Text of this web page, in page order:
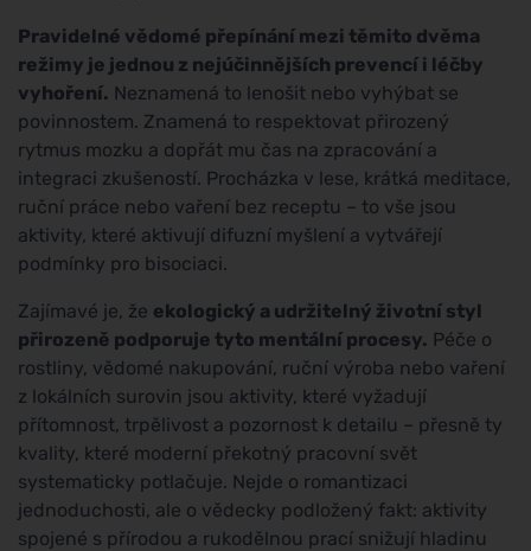
Pravidelné vědomé přepínání mezi těmito dvěma
režimy je jednou z nejúčinnějších prevencí i léčby
vyhoření. Neznamená to lenošit nebo vyhýbat se
povinnostem. Znamená to respektovat přirozený
rytmus mozku a dopřát mu čas na zpracování a
integraci zkušeností. Procházka v lese, krátká meditace,
ruční práce nebo vaření bez receptu – to vše jsou
aktivity, které aktivují difuzní myšlení a vytvářejí
podmínky pro bisociaci.
Zajímavé je, že ekologický a udržitelný životní styl
přirozeně podporuje tyto mentální procesy. Péče o
rostliny, vědomé nakupování, ruční výroba nebo vaření
z lokálních surovin jsou aktivity, které vyžadují
přítomnost, trpělivost a pozornost k detailu – přesně ty
kvality, které moderní překotný pracovní svět
systematicky potlačuje. Nejde o romantizaci
jednoduchosti, ale o vědecky podložený fakt: aktivity
spojené s přírodou a rukodělnou prací snižují hladinu